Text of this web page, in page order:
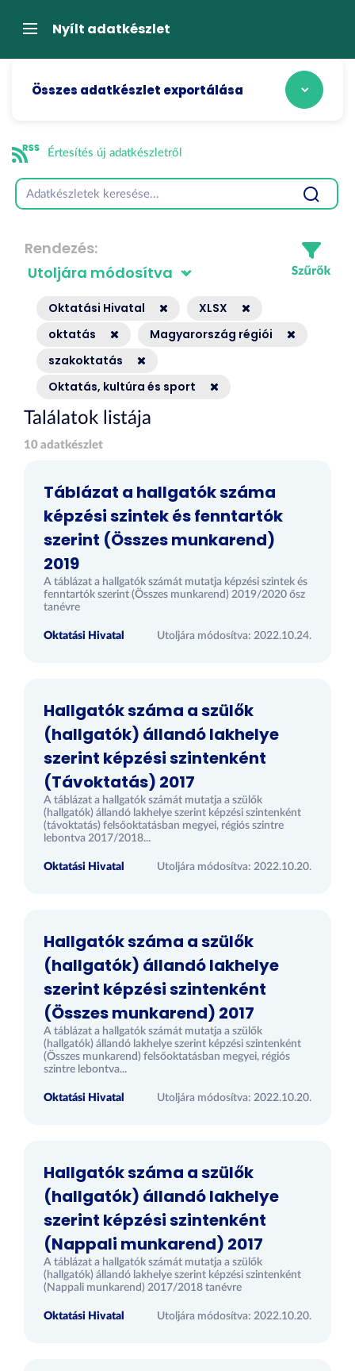
átugrásaNavigációNyílt adatkészlet
Összes adatkészlet exportálása
Értesítés új adatkészletről
Rendezés
Oktatási Hivatal
XLSX
oktatás
Magyarország régiói
szakoktatás
Oktatás, kultúra és sport
Találatok listája
10 adatkészlet
Táblázat a hallgatók száma
képzési szintek és fenntartók
szerint (Összes munkarend)
2019
A táblázat a hallgatók számát mutatja képzési szintek és
fenntartók szerint (Összes munkarend) 2019/2020 ősz
tanévre
Oktatási Hivatal Utoljára módosítva: 2022.10.24.
Hallgatók száma a szülők
(hallgatók) állandó lakhelye
szerint képzési szintenként
(Távoktatás) 2017
A táblázat a hallgatók számát mutatja a szülők
(hallgatók) állandó lakhelye szerint képzési szintenként
(távoktatás) felsőoktatásban megyei, régiós szintre
lebontva 2017/2018...
Oktatási Hivatal Utoljára módosítva: 2022.10.20.
Hallgatók száma a szülők
(hallgatók) állandó lakhelye
szerint képzési szintenként
(Összes munkarend) 2017
A táblázat a hallgatók számát mutatja a szülők
(hallgatók) állandó lakhelye szerint képzési szintenként
(Összes munkarend) felsőoktatásban megyei, régiós
szintre lebontva...
Oktatási Hivatal Utoljára módosítva: 2022.10.20.
Hallgatók száma a szülők
(hallgatók) állandó lakhelye
szerint képzési szintenként
(Nappali munkarend) 2017
A táblázat a hallgatók számát mutatja a szülők
(hallgatók) állandó lakhelye szerint képzési szintenként
(Nappali munkarend) 2017/2018 tanévre
Oktatási Hivatal Utoljára módosítva: 2022.10.20.